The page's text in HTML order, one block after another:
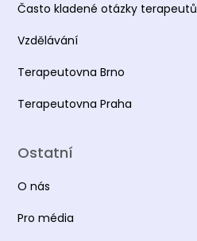
Často kladené otázky terapeutů
Vzdělávání
Terapeutovna Brno
Terapeutovna Praha
Ostatní
O nás
Pro média